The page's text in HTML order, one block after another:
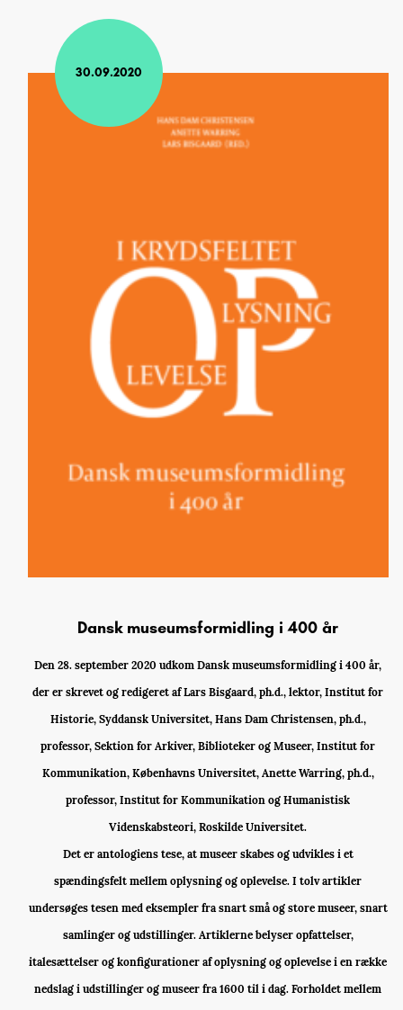
30.09.2020
Dansk museumsformidling i 400 år
Den 28. september 2020 udkom Dansk museumsformidling i 400 år,
der er skrevet og redigeret af Lars Bisgaard, ph.d., lektor, Institut for
Historie, Syddansk Universitet, Hans Dam Christensen, ph.d.,
professor, Sektion for Arkiver, Biblioteker og Museer, Institut for
Kommunikation, Københavns Universitet, Anette Warring, ph.d.,
professor, Institut for Kommunikation og Humanistisk
Videnskabsteori, Roskilde Universitet.
Det er antologiens tese, at museer skabes og udvikles i et
spændingsfelt mellem oplysning og oplevelse. I tolv artikler
undersøges tesen med eksempler fra snart små og store museer, snart
samlinger og udstillinger. Artiklerne belyser opfattelser,
italesættelser og konfigurationer af oplysning og oplevelse i en række
nedslag i udstillinger og museer fra 1600 til i dag. Forholdet mellem